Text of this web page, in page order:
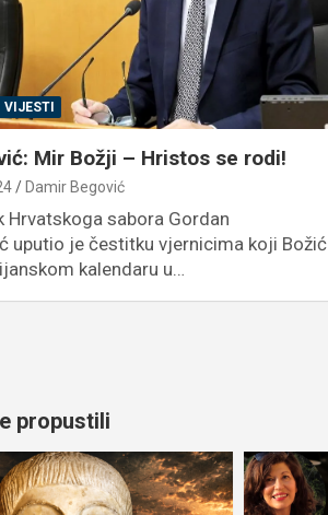
VIJESTI
Mir Božji – Hristos se rodi!
Damir Begović
Hrvatskoga sabora Gordan
uputio je čestitku vjernicima koji Božić
kalendaru u…
propustili